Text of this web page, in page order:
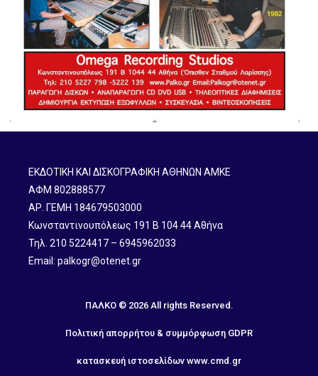
ΕΚΔΟΤΙΚΗ ΚΑΙ ΔΙΣΚΟΓΡΑΦΙΚΗ ΑΘΗΝΩΝ ΑΜΚΕ
ΑΦΜ 802888577
ΑΡ. ΓΕΜΗ 184679503000
Κωνσταντινουπόλεως 191 B 104 44 Αθήνα
Τηλ. 210 5224417 – 6945962033
Email: palkogr@otenet.gr
ΠΑΛΚΟ © 2026 All rights Reserved.
Πολιτική απορρήτου & συμμόρφωση GDPR
κατασκευή ιστοσελίδων www.cmd.gr